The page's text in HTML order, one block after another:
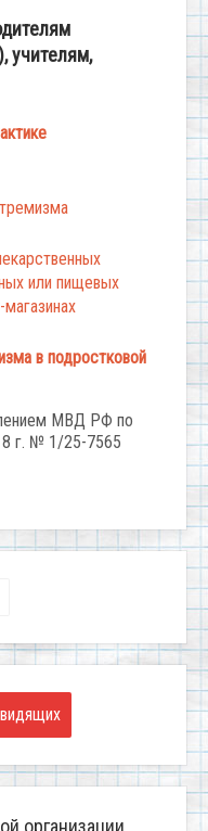
учителям,
или пищевых
в подростковой
МВД РФ по
г. № 1/25-7565
организации